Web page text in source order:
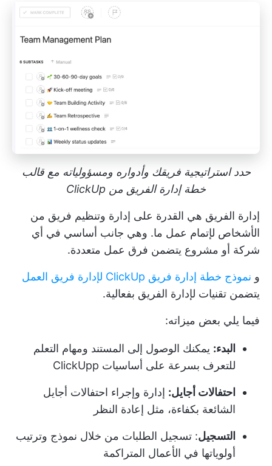
حدد استراتيجية فريقك وأدواره ومسؤولياته مع قالب
خطة إدارة الفريق من ClickUp
إدارة الفريق هي القدرة على إدارة وتنظيم فريق من
الأشخاص لإتمام عمل ما. وهي جانب أساسي في أي
شركة أو مشروع يتضمن فرق عمل متعددة.
و نموذج خطة إدارة فريق ClickUp لإدارة فريق العمل
يتضمن تقنيات لإدارة الفريق بفعالية.
فيما يلي بعض ميزاته:
البدء: يمكنك الوصول إلى المستند ومهام التعلم
للتعرف بسرعة على أساسيات ClickUpp
احتفالات أجايل: إدارة وإجراء احتفالات أجايل
الشائعة بكفاءة، مثل إعادة النظر
التسجيل: تسجيل الطلبات من خلال نموذج وترتيب
أولوياتها في الأعمال المتراكمة